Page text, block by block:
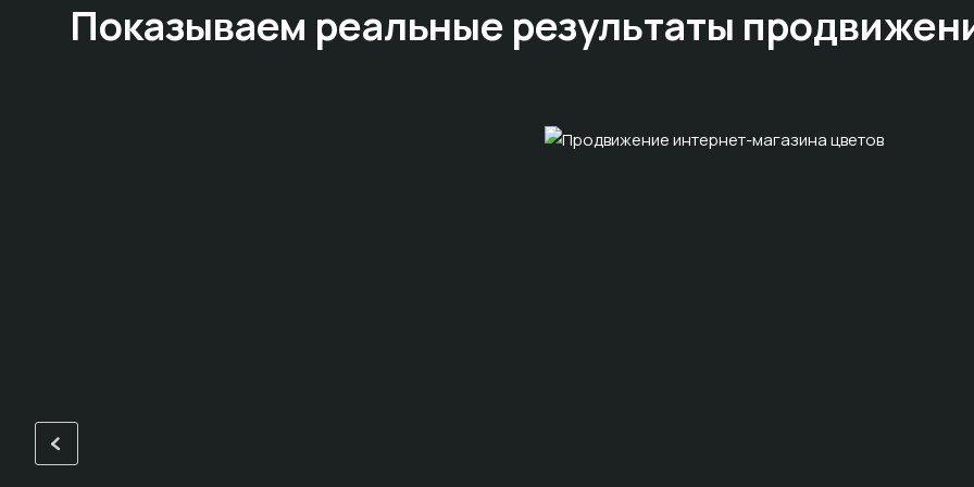
Показываем реальные результаты